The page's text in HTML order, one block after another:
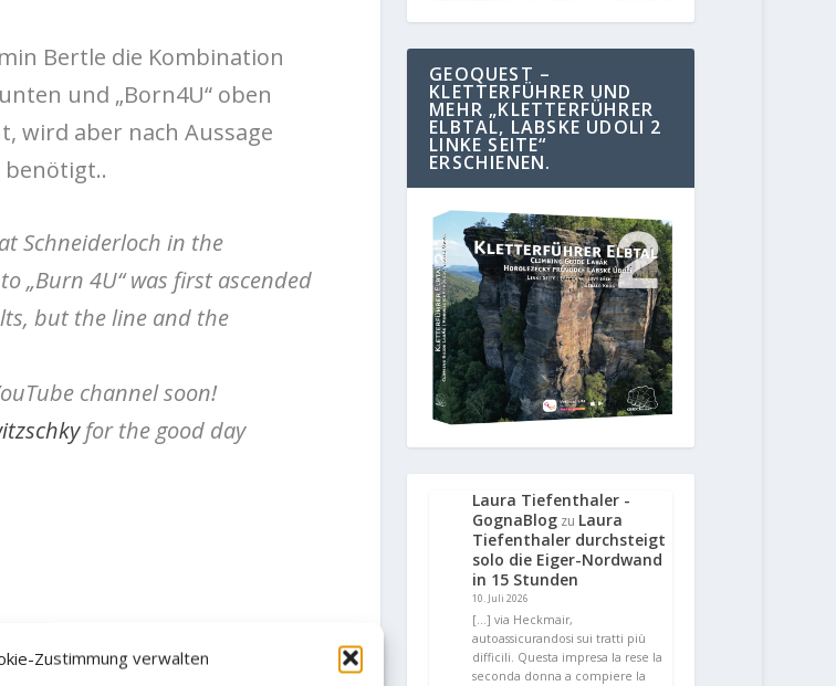
Zustimmung verwalten
Bertle die Kombination
und „Born4U“ oben
wird aber nach Aussage
Schneiderloch in the
„Burn 4U“ was first ascended
but the line and the
channel soon!
for the good day
GEOQUEST –
KLETTERFÜHRER UND
MEHR „KLETTERFÜHRER
ELBTAL, LABSKE UDOLI 2
LINKE SEITE“
ERSCHIENEN.
Laura Tiefenthaler -
GognaBlog zu Laura
Tiefenthaler durchsteigt
solo die Eiger-Nordwand
in 15 Stunden
10. Juli 2026
[…] via Heckmair,
autoassicurandosi sui tratti più
difficili. Questa impresa la rese la
seconda donna a compiere la